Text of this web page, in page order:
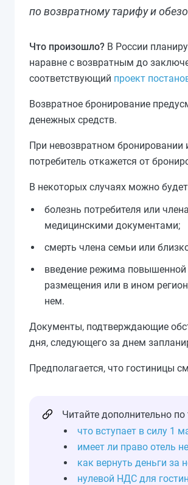
по возвратному тарифу и
Что произошло? В России
наравне с возвратным до
соответствующий проект
Возвратное бронирование
денежных средств.
При невозвратном бронировании
потребитель откажется от
В некоторых случаях можно
болезнь потребителя или
медицинскими документами;
смерть члена семьи или
введение режима повышенной
размещения или в ином
нем.
Документы, подтверждающие
дня, следующего за днем
Предполагается, что гостиницы
Читайте дополнительно по
что вступает в силу 1
имеет ли право отель
как вернуть деньги за
нулевой НДС для